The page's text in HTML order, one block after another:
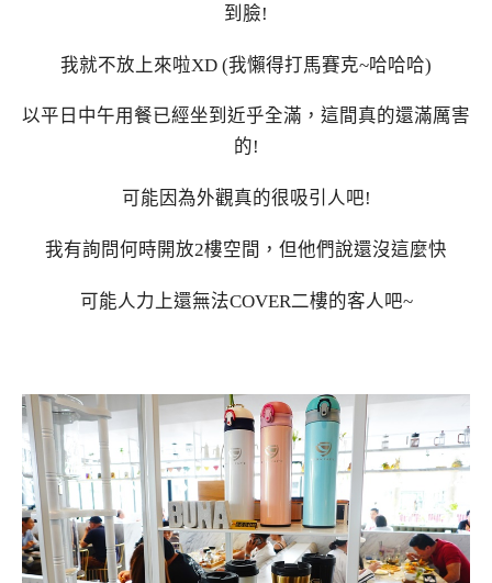
到臉!
我就不放上來啦XD (我懶得打馬賽克~哈哈哈)
以平日中午用餐已經坐到近乎全滿，這間真的還滿厲害
的!
可能因為外觀真的很吸引人吧!
我有詢問何時開放2樓空間，但他們說還沒這麼快
可能人力上還無法COVER二樓的客人吧~